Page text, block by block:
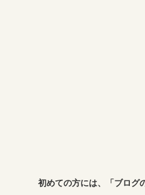
初めての方には、「ブログ